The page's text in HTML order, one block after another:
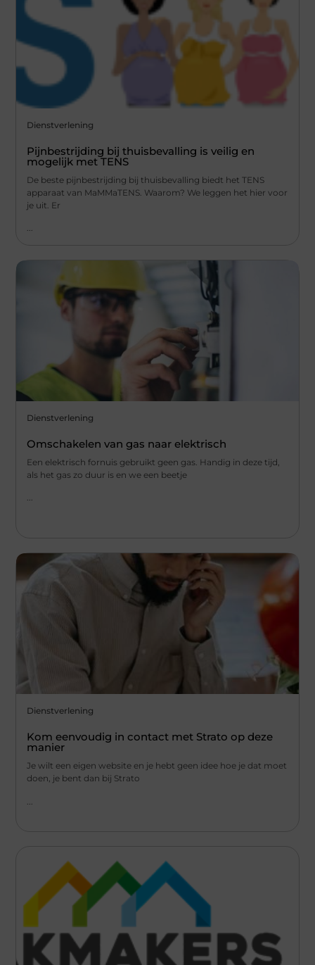
Dienstverlening
Pijnbestrijding bij thuisbevalling is veilig en
mogelijk met TENS
De beste pijnbestrijding bij thuisbevalling biedt het TENS
apparaat van MaMMaTENS. Waarom? We leggen het hier voor
je uit. Er
Dienstverlening
Omschakelen van gas naar elektrisch
Een elektrisch fornuis gebruikt geen gas. Handig in deze tijd,
als het gas zo duur is en we een beetje
...
Dienstverlening
Kom eenvoudig in contact met Strato op deze
manier
Je wilt een eigen website en je hebt geen idee hoe je dat moet
doen, je bent dan bij Strato